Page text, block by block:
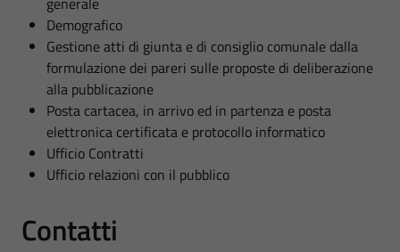
Demografico
Gestione atti di giunta e di consiglio comunale dalla
formulazione dei pareri sulle proposte di deliberazione
alla pubblicazione
Posta cartacea, in arrivo ed in partenza e posta
elettronica certificata e protocollo informatico
Ufficio Contratti
Ufficio relazioni con il pubblico
Contatti